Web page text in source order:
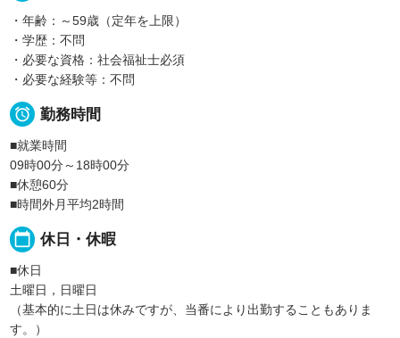
・年齢：～59歳（定年を上限）
・学歴：不問
・必要な資格：社会福祉士必須
・必要な経験等：不問
 勤務時間
■就業時間
09時00分～18時00分
■休憩60分
■時間外月平均2時間
calendar_today 休日・休暇
■休日
土曜日，日曜日
（基本的に土日は休みですが、当番により出勤することもありま
す。）